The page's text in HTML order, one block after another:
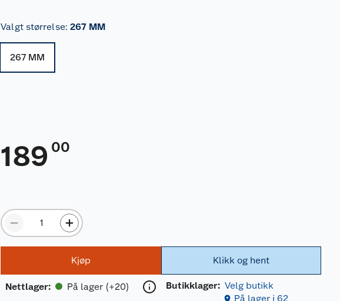
Valgt størrelse: 267 MM
267 MM
189 00
Kjøp
Nettlager: På lager (+20)
Klikk og hent
Butikklager: Velg butikk
På lager i 62